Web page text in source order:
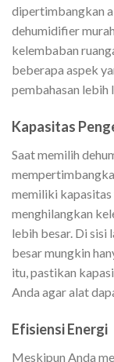
dipertimbangkan
dehumidifier
kelembaban
beberapa aspek
pembahasan lebih
Kapasitas
Saat memilih
memiliki
menghilangkan
lebih besar. Di sisi
besar mungkin
itu, pastikan
Anda agar alat
Efisiensi Energi
Meskipun Anda